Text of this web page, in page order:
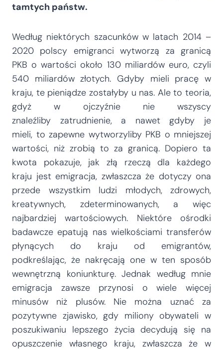
tamtych państw.
Według niektórych szacunków w latach 2014 –
2020 polscy emigranci wytworzą za granicą
PKB o wartości około 130 miliardów euro, czyli
540 miliardów złotych. Gdyby mieli pracę w
kraju, te pieniądze zostałyby u nas. Ale to teoria,
gdyż w ojczyźnie nie wszyscy
znaleźliby zatrudnienie, a nawet gdyby je
mieli, to zapewne wytworzyliby PKB o mniejszej
wartości, niż zrobią to za granicą. Dopiero ta
kwota pokazuje, jak złą rzeczą dla każdego
kraju jest emigracja, zwłaszcza że dotyczy ona
przede wszystkim ludzi młodych, zdrowych,
kreatywnych, zdeterminowanych, a więc
najbardziej wartościowych. Niektóre ośrodki
badawcze epatują nas wielkościami transferów
płynących do kraju od emigrantów,
podkreślając, że nakręcają one w ten sposób
wewnętrzną koniunkturę. Jednak według mnie
emigracja zawsze przynosi o wiele więcej
minusów niż plusów. Nie można uznać za
pozytywne zjawisko, gdy miliony obywateli w
poszukiwaniu lepszego życia decydują się na
opuszczenie własnego kraju, zwłaszcza że w